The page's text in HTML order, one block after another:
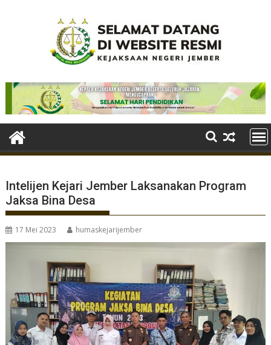
Intelijen Kejari Jember Laksanakan Program
Jaksa Bina Desa
17 Mei 2023 humaskejarijember